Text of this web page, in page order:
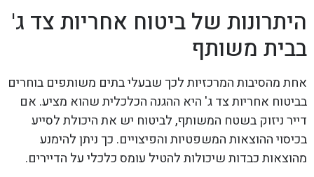
היתרונות של ביטוח אחריות צד ג'
בבית משותף
אחת מהסיבות המרכזיות לכך שבעלי בתים משותפים בוחרים
בביטוח אחריות צד ג' היא ההגנה הכלכלית שהוא מציע. אם
דייר ניזוק בשטח המשותף, לביטוח יש את היכולת לסייע
בכיסוי ההוצאות המשפטיות והפיצויים. כך ניתן להימנע
מהוצאות כבדות שיכולות להטיל עומס כלכלי על הדיירים.